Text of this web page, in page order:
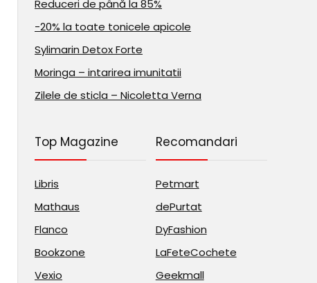
Reduceri de până la 85%
-20% la toate tonicele apicole
Sylimarin Detox Forte
Moringa – intarirea imunitatii
Zilele de sticla – Nicoletta Verna
Top Magazine
Libris
Mathaus
Flanco
Bookzone
Vexio
Recomandari
Petmart
dePurtat
DyFashion
LaFeteCochete
Geekmall